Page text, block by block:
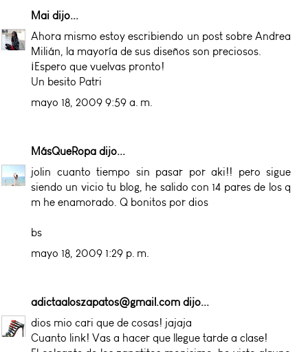
Mai dijo...
Ahora mismo estoy escribiendo un post sobre Andrea
Milián, la mayoría de sus diseños son preciosos.
¡Espero que vuelvas pronto!
Un besito Patri
mayo 18, 2009 9:59 a. m.
MásQueRopa dijo...
jolin cuanto tiempo sin pasar por aki!! pero sigue
siendo un vicio tu blog, he salido con 14 pares de los q
m he enamorado. Q bonitos por dios
bs
mayo 18, 2009 1:29 p. m.
adictaaloszapatos@gmail.com dijo...
dios mio cari que de cosas! jajaja
Cuanto link! Vas a hacer que llegue tarde a clase!